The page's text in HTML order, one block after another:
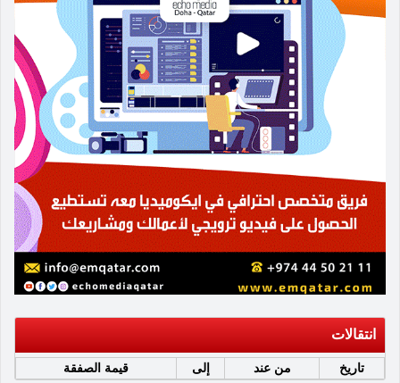
انتقالات
تاريخ من عند إلى قيمة الصفقة